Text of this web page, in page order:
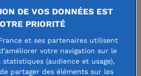
Toledo a
rejoint la
Fondation de
DE VOS DONNÉES EST
PRIORITÉ
et ses partenaires utilisent
votre navigation sur le
(audience et usage),
partager des éléments sur les